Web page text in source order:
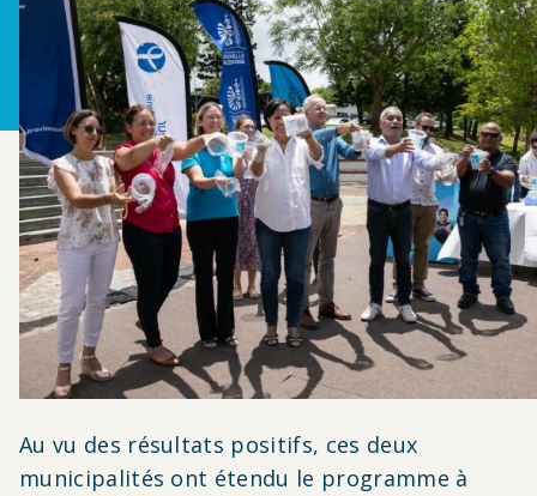
Au vu des résultats positifs, ces deux
municipalités ont étendu le programme à